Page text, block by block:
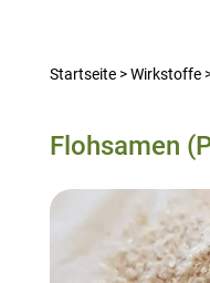
Startseite>Wirkstoffe
Flohsamen